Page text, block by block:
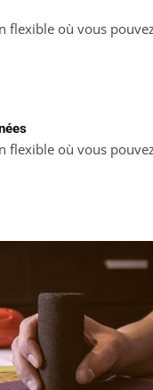
flexible où vous
flexible où vous